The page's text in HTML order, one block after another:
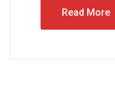
Read More